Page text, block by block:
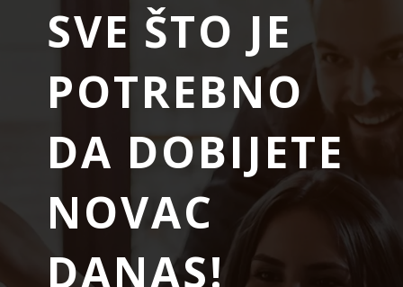
SVE ŠTO JE
POTREBNO
DA DOBIJETE
NOVAC
DANAS!